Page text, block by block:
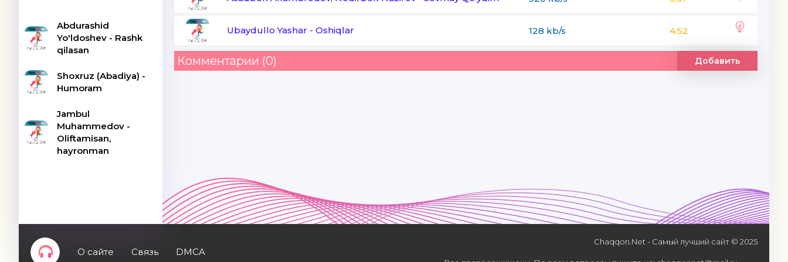
Abdurashid
Yo'ldoshev - Rashk
qilasan
Shoxruz (Abadiya) -
Humoram
Jambul
Muhammedov -
Oliftamisan,
hayronman
Ubaydullo Yashar - Oshiqlar 128 kb/s 4:52
Комментарии (0) Добавить
О сайте Связь DMCA
Chaqqon.Net - Самый лучший сайт © 2025